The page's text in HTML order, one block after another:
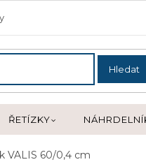
Hledat
ŘETÍZKY
VALIS 60/0,4 cm